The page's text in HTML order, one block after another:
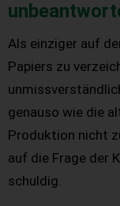
Als einziger auf
Papiers zu
genauso wie die
Produktion nicht
auf die Frage der
schuldig.